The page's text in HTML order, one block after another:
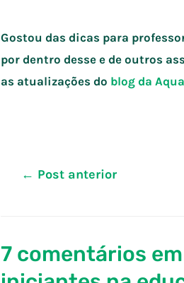
Gostou das dicas para
por dentro desse e de outros
as atualizações do blog da
Navegação
← Post anterior
7 comentários